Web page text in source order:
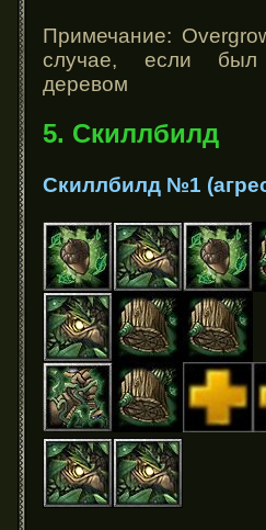
Примечание:
случае, если был
деревом
5. Скиллбилд
Скиллбилд №1